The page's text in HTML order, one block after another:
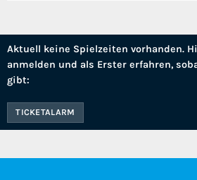
Aktuell keine Spielzeiten vorhanden.
anmelden und als Erster erfahren,
gibt:
TICKETALARM